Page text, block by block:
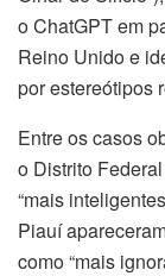
o ChatGPT em
Reino Unido e
por estereótipos
Entre os casos
o Distrito
“mais
Piauí
como “mais